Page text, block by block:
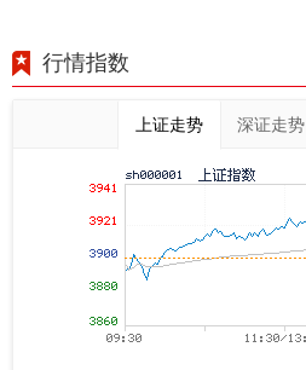
行情指数
上证走势 深证走势